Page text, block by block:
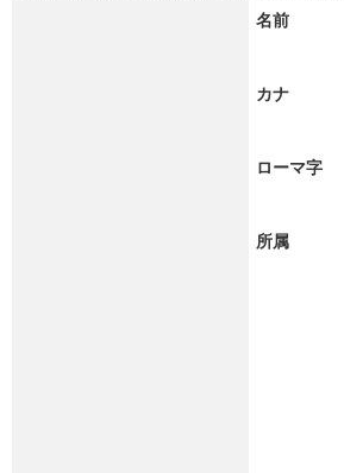
名前
カナ
ローマ字
所属